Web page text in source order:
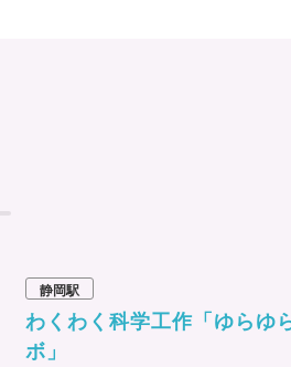
静岡駅
わくわく科学工作「ゆらゆ
ボ」